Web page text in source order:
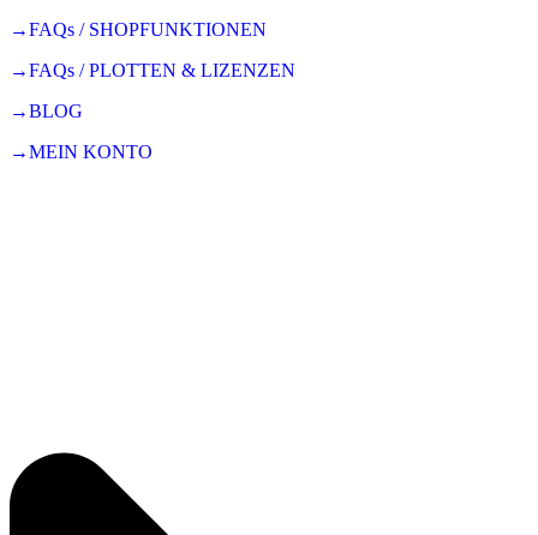
→FAQs / SHOPFUNKTIONEN
→FAQs / PLOTTEN & LIZENZEN
→BLOG
→MEIN KONTO